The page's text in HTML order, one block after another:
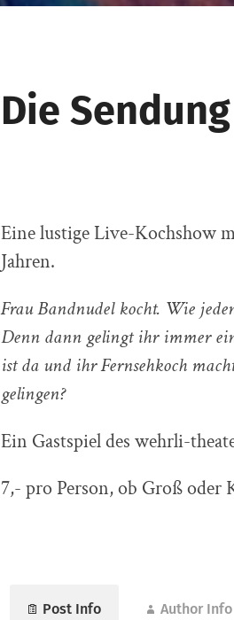
Die
Eine lustige Live-Kochshow
Jahren.
Frau Bandnudel kocht. Wie
Denn dann gelingt ihr immer
ist da und ihr Fernsehkoch
gelingen?
Ein Gastspiel des wehrli-
7,- pro Person, ob Groß
Post Info Author Info